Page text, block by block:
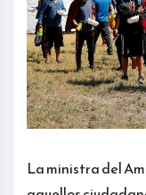
La ministra del